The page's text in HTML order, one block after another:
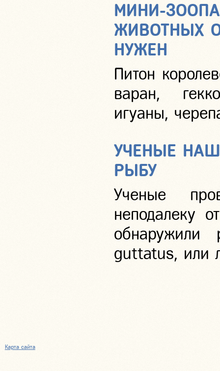
МИНИ-
ЖИВОТНЫХ
НУЖЕН
Питон
варан,
игуаны,
УЧЕНЫЕ
РЫБУ
Ученые
неподалеку
обнаружили
guttatus, или
Карта сайта